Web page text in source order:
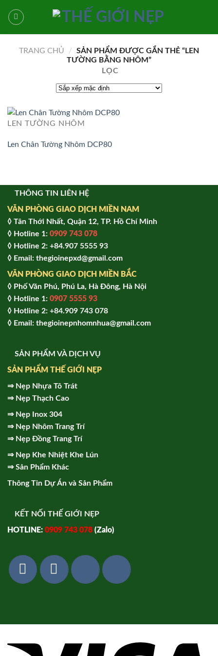
qua
TRANG CHỦ
/
SẢN PHẨM ĐƯỢC GẮN THẺ “LEN
TƯỜNG BẰNG NHÔM”
LỌC
LEN TƯỜNG NHÔM
Len Chân Tường Nhôm DCP80
THÔNG TIN LIÊN HỆ
VĂN PHÒNG GIAO DỊCH MIỀN NAM
◊ Tân Thới Nhất, Quận 12, TP. Hồ Chí Minh
◊ Hotline 1: 0909 743 078
◊ Hotline 2: +84.907 5555 93
◊ Email: thegioinepxd@gmail.com
VĂN PHÒNG GIAO DỊCH MIỀN BẮC
◊ Phố Văn Phú, Phú La, Hà Đông, Hà Nội
◊ Hotline 1: 0907 5555 93
◊ Hot line 2: +84.909 743 078
◊ Email: thegioinepnhomnhua@gmail.com
SẢN PHẨM VÀ DỊCH VỤ
SẢN PHẨM THẾ GIỚI NẸP
⇒ Nẹp Nhựa Tô Trát
⇒ Nẹp Thạch Cao
⇒ Nẹp Inox 304
⇒ Nẹp Nhôm Trang Trí
⇒ Nẹp Đồng Trang Trí
⇒ Nẹp Khe Nhiệt Khe Lún
⇒Sản Phẩm Khác
Thông Tin Dự Án và Sản Phẩm
KẾT NỐI THẾ GIỚI NẸP
HOTLINE: 0909 743 078 (Zalo)